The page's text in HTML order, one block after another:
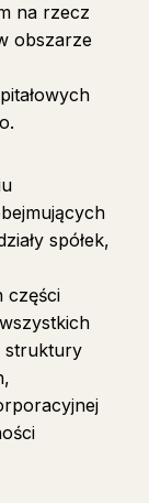
na rzecz
obszarze
spółek,
części
struktury